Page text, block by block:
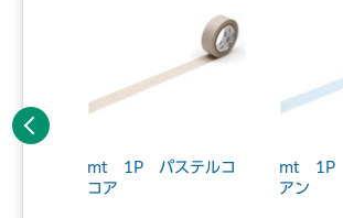
mt 1P パステルコ
コア
mt 1P
アン
前へ